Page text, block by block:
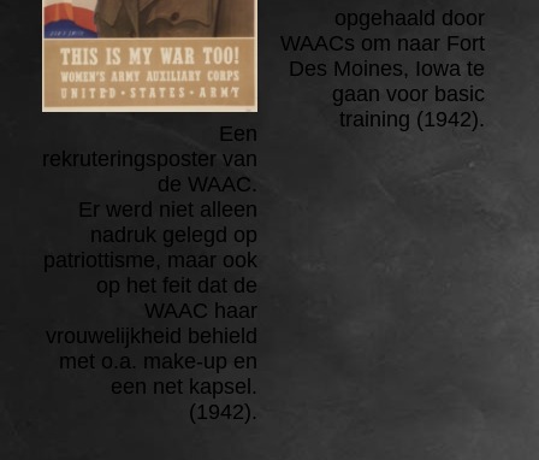
Een
rekruteringsposter van
de WAAC.
Er werd niet alleen
nadruk gelegd op
patriottisme, maar ook
op het feit dat de
WAAC haar
vrouwelijkheid behield
met o.a. make-up en
een net kapsel.
(1942).
opgehaald door
WAACs om naar Fort
Des Moines, Iowa te
gaan voor basic
training (1942).